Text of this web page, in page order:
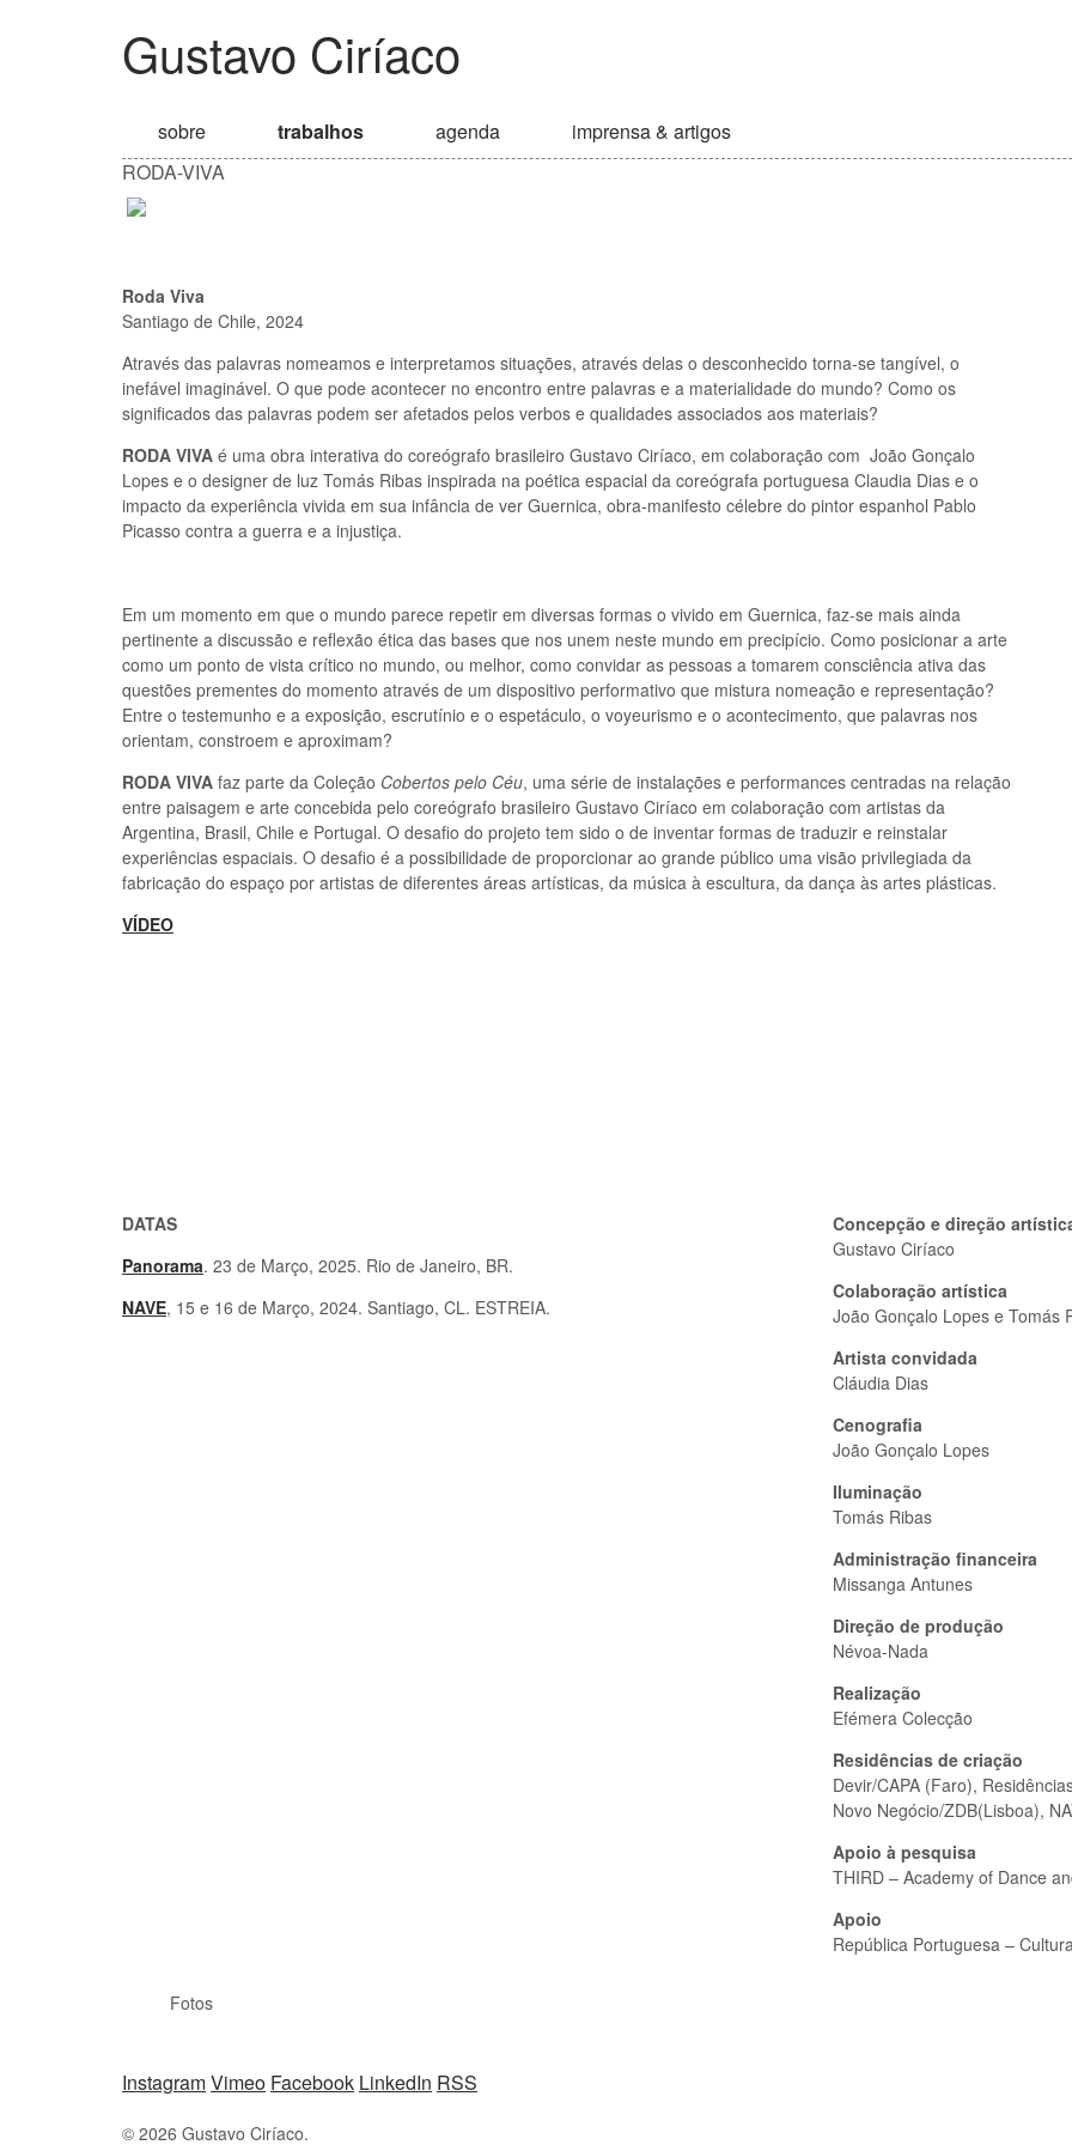
Gustavo Ciríaco
sobre trabalhos agenda imprensa & artigos
RODA-VIVA
Roda Viva
Santiago de Chile, 2024
Através das palavras nomeamos e interpretamos situações, através delas o desconhecido torna-se tangível, o
inefável imaginável. O que pode acontecer no encontro entre palavras e a materialidade do mundo? Como os
signiﬁcados das palavras podem ser afetados pelos verbos e qualidades associados aos materiais?
RODA VIVA é uma obra interativa do coreógrafo brasileiro Gustavo Ciríaco, em colaboração com João Gonçalo
Lopes e o designer de luz Tomás Ribas inspirada na poética espacial da coreógrafa portuguesa Claudia Dias e o
impacto da experiência vivida em sua infância de ver Guernica, obra-manifesto célebre do pintor espanhol Pablo
Picasso contra a guerra e a injustiça.
Em um momento em que o mundo parece repetir em diversas formas o vivido em Guernica, faz-se mais ainda
pertinente a discussão e reﬂexão ética das bases que nos unem neste mundo em precipício. Como posicionar a arte
como um ponto de vista crítico no mundo, ou melhor, como convidar as pessoas a tomarem consciência ativa das
questões prementes do momento através de um dispositivo performativo que mistura nomeação e representação?
Entre o testemunho e a exposição, escrutínio e o espetáculo, o voyeurismo e o acontecimento, que palavras nos
orientam, constroem e aproximam?
RODA VIVA faz parte da Coleção Cobertos pelo Céu, uma série de instalações e performances centradas na relação
entre paisagem e arte concebida pelo coreógrafo brasileiro Gustavo Ciríaco em colaboração com artistas da
Argentina, Brasil, Chile e Portugal. O desafio do projeto tem sido o de inventar formas de traduzir e reinstalar
experiências espaciais. O desafio é a possibilidade de proporcionar ao grande público uma visão privilegiada da
fabricação do espaço por artistas de diferentes áreas artísticas, da música à escultura, da dança às artes plásticas.
VÍDEO
DATAS
Panorama. 23 de Março, 2025. Rio de Janeiro, BR.
NAVE, 15 e 16 de Março, 2024. Santiago, CL. ESTREIA.
Concepção e direção
Gustavo Ciríaco
Colaboração artística
João Gonçalo Lopes e Tomás
Artista convidada
Cláudia Dias
Cenograﬁa
João Gonçalo Lopes
Iluminação
Tomás Ribas
Administração financeira
Missanga Antunes
Direção de produção
Névoa-Nada
Realização
Efémera Colecção
Residências de criação
Devir/CAPA (Faro),
Novo Negócio/ZDB(Lisboa),
Apoio à pesquisa
THIRD – Academy of Dance
Apoio
República Portuguesa –
Fotos
InstagramVimeo Facebook LinkedIn RSS
© 2026 Gustavo Ciríaco.